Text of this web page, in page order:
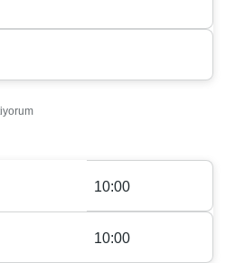
10:00
10:00